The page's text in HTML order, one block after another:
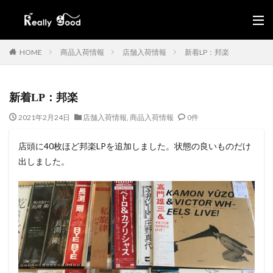
HOME 商品入荷情報 店舗入荷情報 新着LP：邦楽
新着LP：邦楽
2021年2月24日 店舗入荷情報, 商品入荷情報 0件
店頭に40枚ほど邦楽LPを追加しました。状態の良いものだけ
出しました。